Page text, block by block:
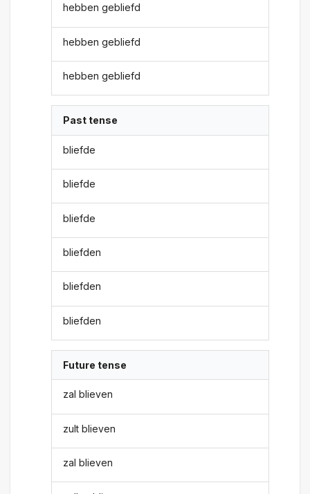
hebben gebliefd
hebben gebliefd
hebben gebliefd
Past tense
bliefde
bliefde
bliefde
bliefden
bliefden
bliefden
Future tense
zal blieven
zult blieven
zal blieven